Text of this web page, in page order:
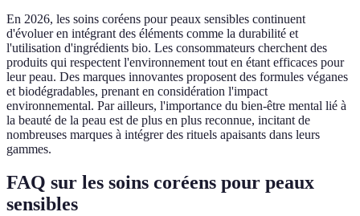
En 2026, les soins coréens pour peaux sensibles continuent
d'évoluer en intégrant des éléments comme la durabilité et
l'utilisation d'ingrédients bio. Les consommateurs cherchent des
produits qui respectent l'environnement tout en étant efficaces pour
leur peau. Des marques innovantes proposent des formules véganes
et biodégradables, prenant en considération l'impact
environnemental. Par ailleurs, l'importance du bien-être mental lié à
la beauté de la peau est de plus en plus reconnue, incitant de
nombreuses marques à intégrer des rituels apaisants dans leurs
gammes.
FAQ sur les soins coréens pour peaux
sensibles